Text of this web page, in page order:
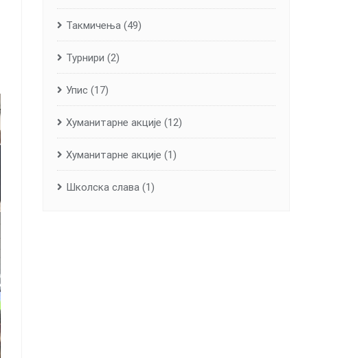
Такмичења (49)
Турнири (2)
Упис (17)
Хуманитарне aкције (12)
Хуманитарне акције (1)
Школска слава (1)